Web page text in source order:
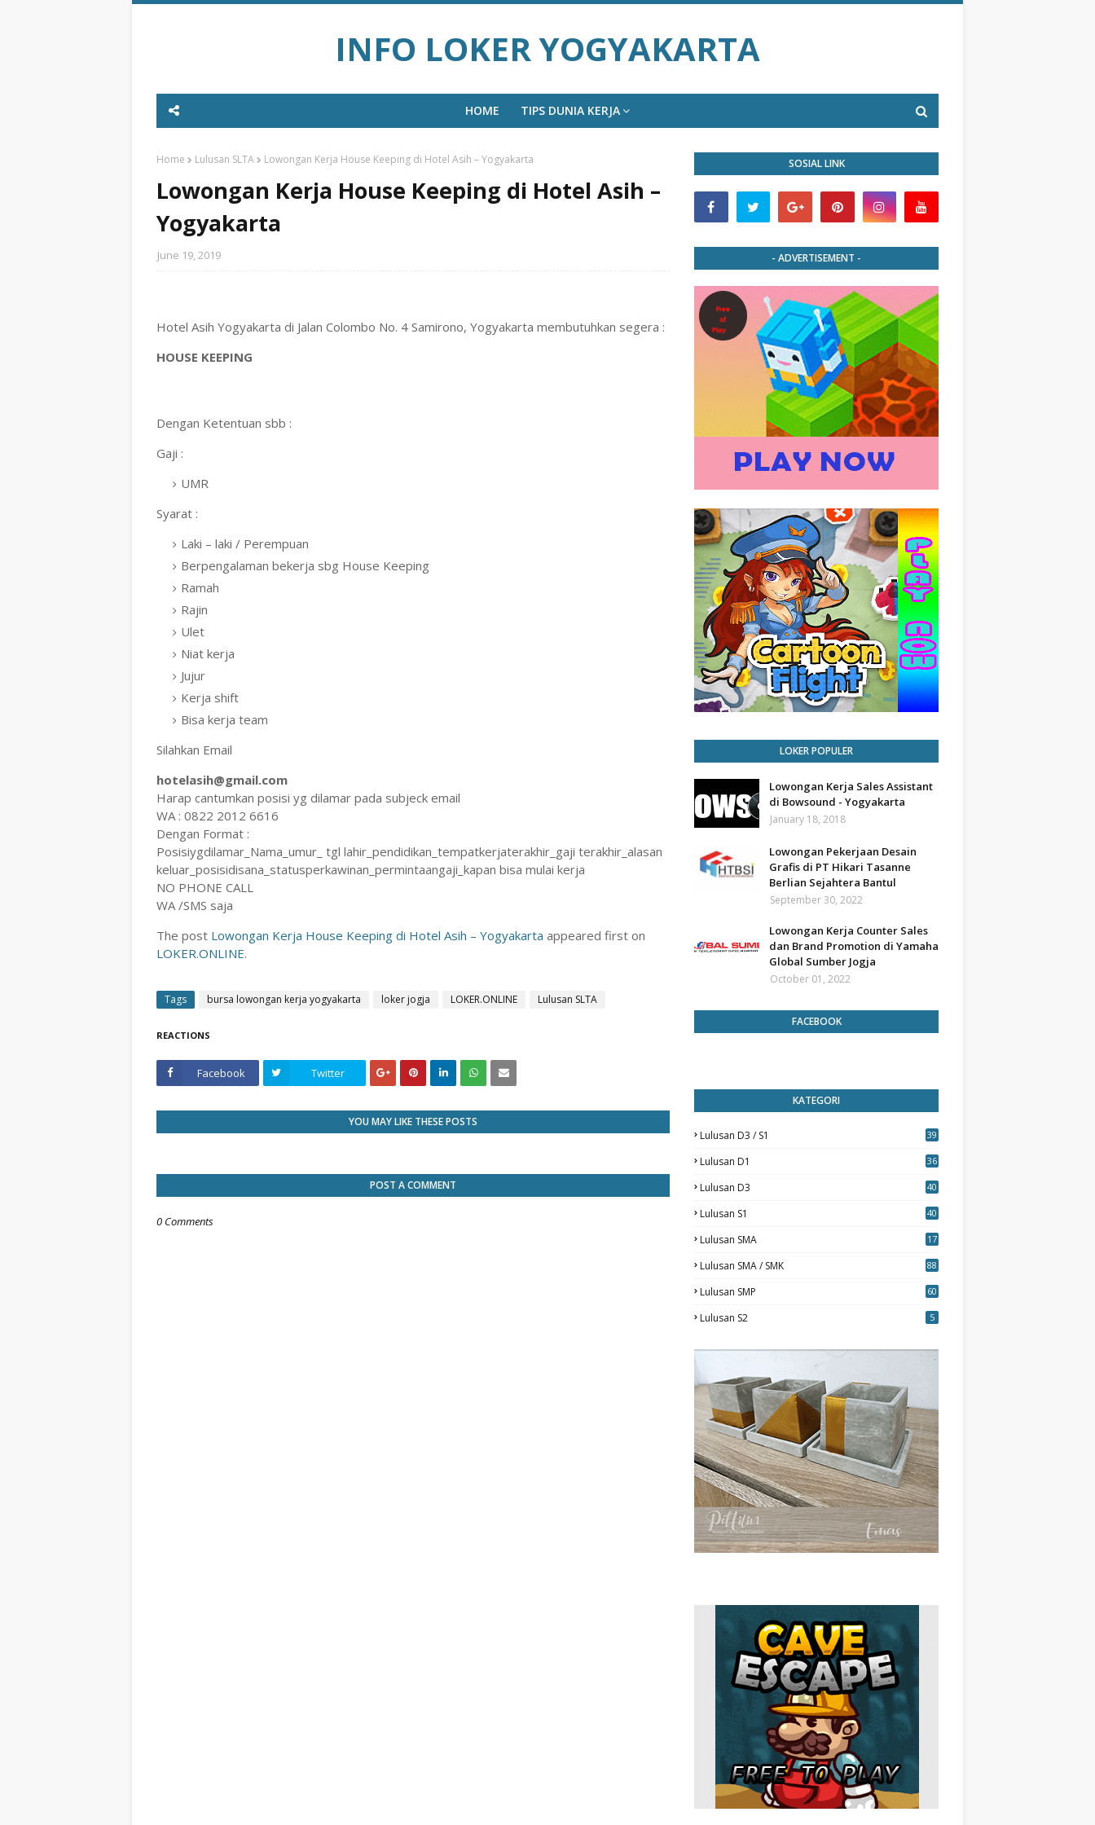
INFO LOKER YOGYAKARTA
HOME TIPS DUNIA KERJA
Home Lulusan SLTA Lowongan Kerja House Keeping di Hotel Asih – Yogyakarta
Lowongan Kerja House Keeping di Hotel Asih –
Yogyakarta
June 19, 2019
Hotel Asih Yogyakarta di Jalan Colombo No. 4 Samirono, Yogyakarta membutuhkan segera :
HOUSE KEEPING
Dengan Ketentuan sbb :
Gaji :
UMR
Syarat :
Laki – laki / Perempuan
Berpengalaman bekerja sbg House Keeping
Ramah
Rajin
Ulet
Niat kerja
Jujur
Kerja shift
Bisa kerja team
Silahkan Email
hotelasih@gmail.com
Harap cantumkan posisi yg dilamar pada subjeck email
WA : 0822 2012 6616
Dengan Format :
Posisiygdilamar_Nama_umur_ tgl lahir_pendidikan_tempatkerjaterakhir_gaji terakhir_alasan
keluar_posisidisana_statusperkawinan_permintaangaji_kapan bisa mulai kerja
NO PHONE CALL
WA /SMS saja
The post Lowongan Kerja House Keeping di Hotel Asih – Yogyakarta appeared first on
LOKER.ONLINE.
Tags bursa lowongan kerja yogyakarta loker jogja LOKER.ONLINE Lulusan SLTA
REACTIONS
Facebook Twitter
YOU MAY LIKE THESE POSTS
POST A COMMENT
0 Comments
SOSIAL LINK
- ADVERTISEMENT -
LOKER POPULER
Lowongan Kerja Sales Assistant
di Bowsound - Yogyakarta
January 18, 2018
Lowongan Pekerjaan Desain
Grafis di PT Hikari Tasanne
Berlian Sejahtera Bantul
September 30, 2022
Lowongan Kerja Counter Sales
dan Brand Promotion di Yamaha
Global Sumber Jogja
October 01, 2022
FACEBOOK
KATEGORI
Lulusan D3 / S1
39
Lulusan D1 36
Lulusan D3
40
Lulusan S1
40
Lulusan SMA 17
Lulusan SMA / SMK
88
Lulusan SMP 60
Lulusan S2 5